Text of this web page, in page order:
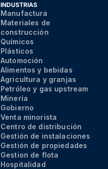
INDUSTRIAS
Manufactura
Materiales de
construcción
Químicos
Plásticos
Automoción
Alimentos y bebidas
Agricultura y granjas
Petróleo y gas upstream
Minería
Gobierno
Venta minorista
Centro de distribución
Gestión de instalaciones
Gestión de propiedades
Gestion de flota
Hospitalidad